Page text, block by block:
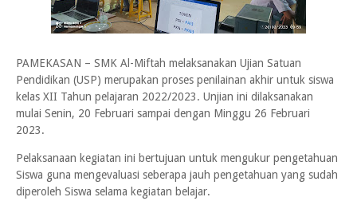
PAMEKASAN – SMK Al-Miftah melaksanakan Ujian Satuan
Pendidikan (USP) merupakan proses penilainan akhir untuk siswa
kelas XII Tahun pelajaran 2022/2023. Unjian ini dilaksanakan
mulai Senin, 20 Februari sampai dengan Minggu 26 Februari
2023.
Pelaksanaan kegiatan ini bertujuan untuk mengukur pengetahuan
Siswa guna mengevaluasi seberapa jauh pengetahuan yang sudah
diperoleh Siswa selama kegiatan belajar.